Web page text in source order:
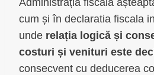
cum și în declaratia fiscala
unde relația logică și
costuri și venituri este
consecvent cu deducerea